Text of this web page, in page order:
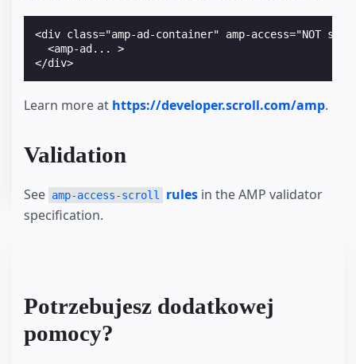
<div class="amp-ad-container" amp-access="NOT
  <amp-ad... >
Learn more at https://developer.scroll.com/amp.
Validation
See amp-access-scroll rules in the AMP validator
specification.
Potrzebujesz dodatkowej
pomocy?